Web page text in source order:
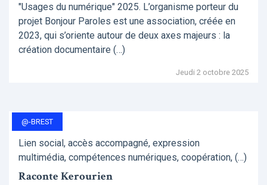
"Usages du numérique" 2025. L’organisme porteur du
projet Bonjour Paroles est une association, créée en
2023, qui s’oriente autour de deux axes majeurs : la
création documentaire (…)
Jeudi 2 octobre 2025
@-BREST
Lien social, accès accompagné, expression
multimédia, compétences numériques, coopération, (…)
Raconte Kerourien